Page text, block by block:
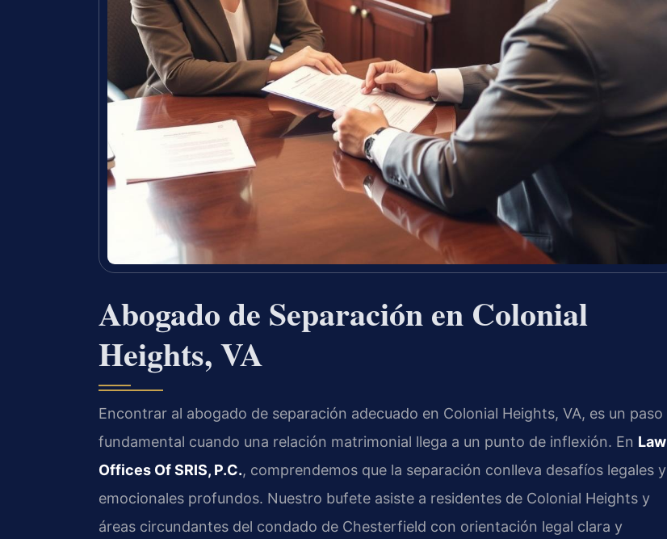
Abogado de Separación en Colonial
Heights, VA
Encontrar al abogado de separación adecuado en Colonial Heights, VA, es un paso
fundamental cuando una relación matrimonial llega a un punto de inflexión. En Law
Offices Of SRIS, P.C., comprendemos que la separación conlleva desafíos legales y
emocionales profundos. Nuestro bufete asiste a residentes de Colonial Heights y
áreas circundantes del condado de Chesterfield con orientación legal clara y